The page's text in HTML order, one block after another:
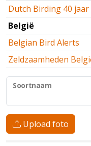
Dutch Birding 40 jaar
België
Belgian Bird Alerts
Zeldzaamheden
Soortnaam
Upload foto